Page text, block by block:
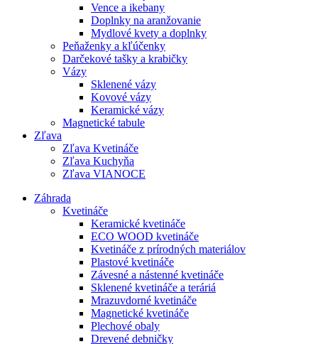
Vence a ikebany
Doplnky na aranžovanie
Mydlové kvety a doplnky
Peňaženky a kľúčenky
Darčekové tašky a krabičky
Vázy
Sklenené vázy
Kovové vázy
Keramické vázy
Magnetické tabule
Zľava
Zľava Kvetináče
Zľava Kuchyňa
Zľava VIANOCE
Záhrada
Kvetináče
Keramické kvetináče
ECO WOOD kvetináče
Kvetináče z prírodných materiálov
Plastové kvetináče
Závesné a nástenné kvetináče
Sklenené kvetináče a teráriá
Mrazuvdorné kvetináče
Magnetické kvetináče
Plechové obaly
Drevené debničky